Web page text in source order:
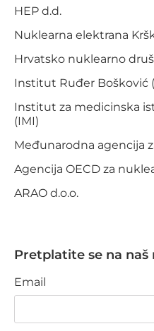
HEP d.d.
Nuklearna elektrana
Hrvatsko nuklearno
Institut Ruđer Bošković
Institut za medicinska
(IMI)
Međunarodna agencija
Agencija OECD za
ARAO d.o.o.
Pretplatite se na
Email